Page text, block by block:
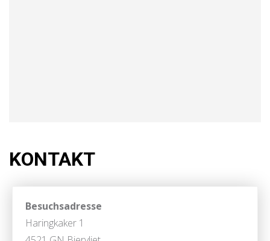
KONTAKT
Besuchsadresse
Haringkaker 1